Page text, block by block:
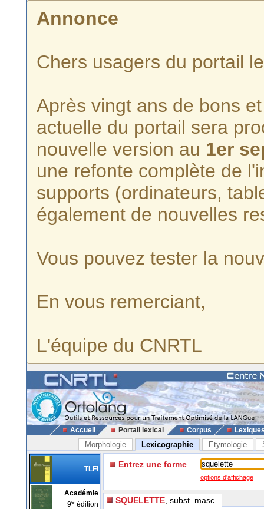
Annonce
Chers usagers du portail
Après vingt ans de bons
actuelle du portail sera
nouvelle version au 1er
une refonte complète de
supports (ordinateurs,
également de nouvelles
Vous pouvez tester la
En vous remerciant,
L'équipe du CNRTL
Accueil Portail lexical Corpus
Morphologie Lexicographie Etymologie
TLFi
Académie
9e édition
Entrez une forme
options d'affichage
SQUELETTE , subst. masc.